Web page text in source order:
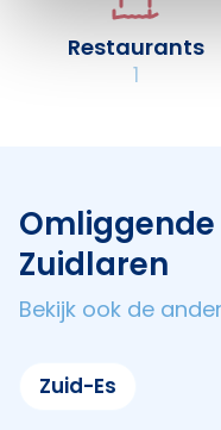
Restaurants
1
Zuidlaren
Bekijk ook de
Zuid-Es